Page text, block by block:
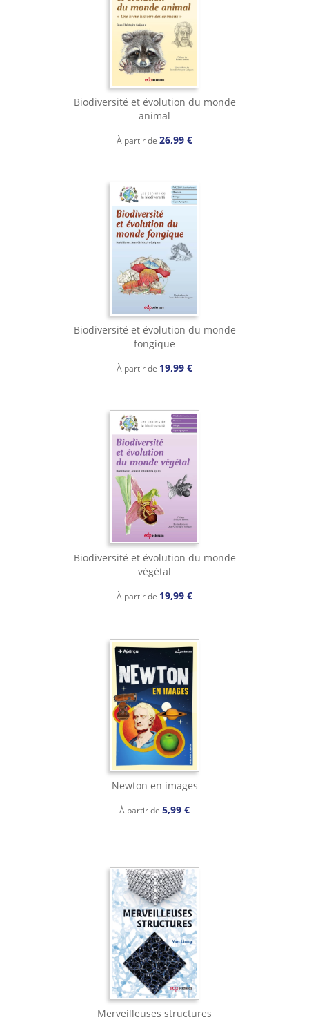
Biodiversité et évolution du monde
animal
À partir de 26,99 €
Biodiversité et évolution du monde
fongique
À partir de 19,99 €
Biodiversité et évolution du monde
végétal
À partir de 19,99 €
Newton en images
À partir de 5,99 €
Merveilleuses structures